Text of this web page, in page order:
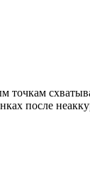
точкам
после